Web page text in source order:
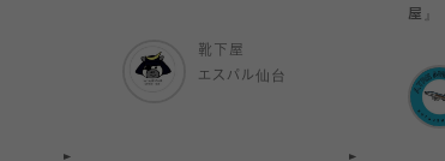
靴下屋
エスパル仙台